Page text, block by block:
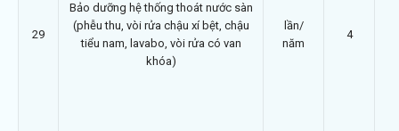
29
Bảo dưỡng hệ thống thoát nước sàn
(phễu thu, vòi rửa chậu xí bệt, chậu
tiểu nam, lavabo, vòi rửa có van
khóa)
lần/
năm
4